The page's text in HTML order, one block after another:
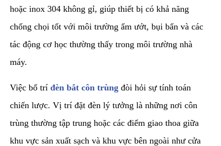
hoặc inox 304 không gỉ, giúp thiết bị có khả năng
chống chọi tốt với môi trường ẩm ướt, bụi bẩn và các
tác động cơ học thường thấy trong môi trường nhà
máy.
​Việc bố trí đèn bắt côn trùng đòi hỏi sự tính toán
chiến lược. Vị trí đặt đèn lý tưởng là những nơi côn
trùng thường tập trung hoặc các điểm giao thoa giữa
khu vực sản xuất sạch và khu vực bên ngoài như cửa